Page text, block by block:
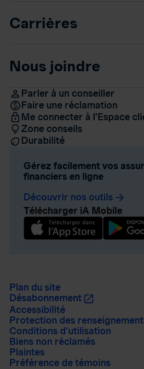
Carrières
Nous joindre
Parler à un conseiller
Faire une réclamation
Me connecter à l’Espace
Zone conseils
Durabilité
Gérez facilement vos
financiers en ligne
Découvrir nos outils arrow_forward
Télécharger iA Mobile
Plan du site
Désabonnement
Accessibilité
Protection des
Conditions d’utilisation
Biens non réclamés
Plaintes
Préférence de témoins